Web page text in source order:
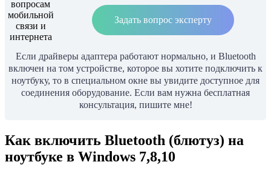
Задать вопрос эксперту
Если драйверы адаптера работают нормально, и Bluetooth
включен на том устройстве, которое вы хотите подключить к
ноутбуку, то в специальном окне вы увидите доступное для
соединения оборудование. Если вам нужна бесплатная
консультация, пишите мне!
Как включить Bluetooth (блютуз) на
ноутбуке в Windows 7,8,10